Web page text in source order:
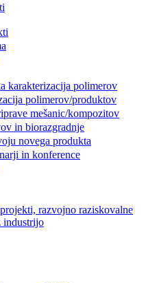
karakterizacija polimerov
polimerov/produktov
mešanic/kompozitov
in biorazgradnje
novega produkta
in konference
razvojno raziskovalne
industrijo